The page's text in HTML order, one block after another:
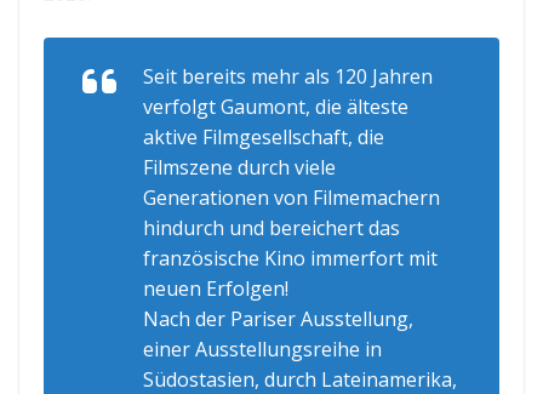
Seit bereits mehr als 120 Jahren
verfolgt Gaumont, die älteste
aktive Filmgesellschaft, die
Filmszene durch viele
Generationen von Filmemachern
hindurch und bereichert das
französische Kino immerfort mit
neuen Erfolgen!
Nach der Pariser Ausstellung,
einer Ausstellungsreihe in
Südostasien, durch Lateinamerika,